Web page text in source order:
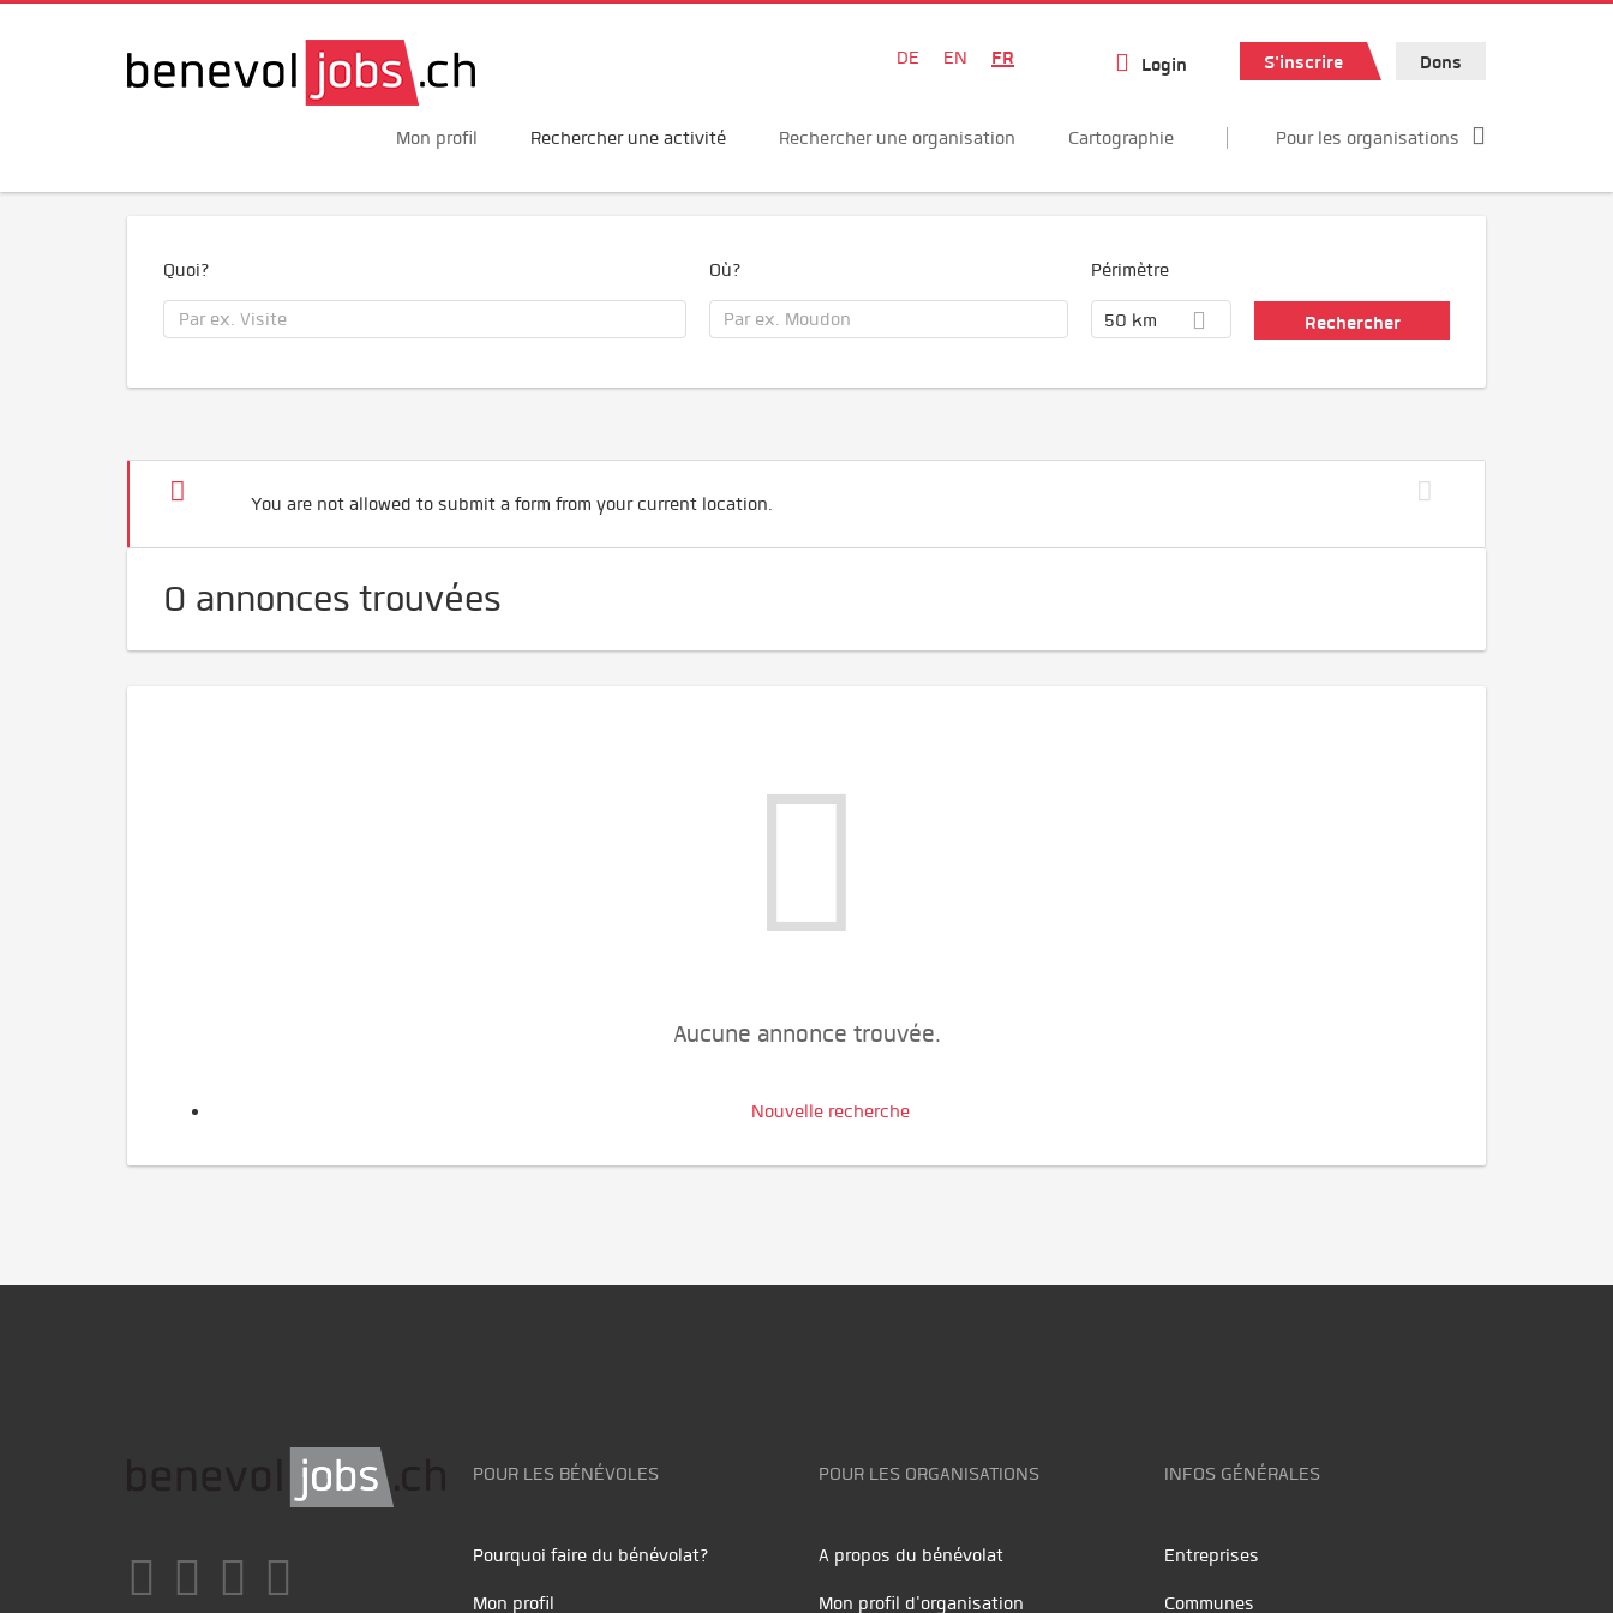
DE EN FR Login S'inscrire Dons
Mon profil Rechercher une activité Rechercher une organisation Cartographie Pour les organisations
Quoi? Où? Périmètre
50 km
You are not allowed to submit a form from your current location.
0 annonces trouvées
Aucune annonce trouvée.
Nouvelle recherche
POUR LES BÉNÉVOLES
Pourquoi faire du bénévolat?
Mon profil
POUR LES ORGANISATIONS
A propos du bénévolat
Mon profil d'organisation
INFOS GÉNÉRALES
Entreprises
Communes